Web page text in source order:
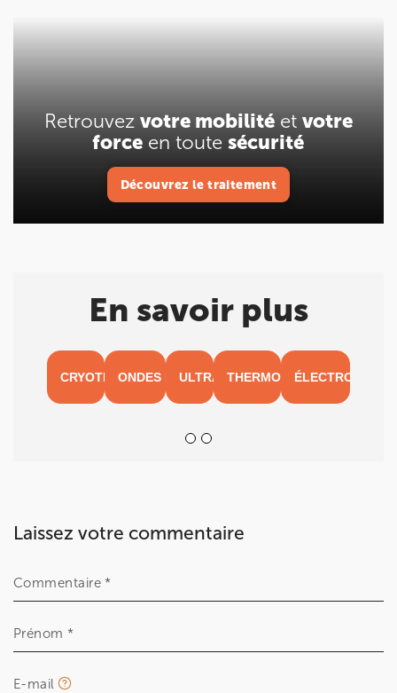
Retrouvez votre mobilitéet votre
force en toutesécurité
Découvrez le traitement
En savoir plus
CRYOTHÉRAPIEONDES DE CHOCULTRASONSTHERMOTHÉRAPIE
Laissez votre commentaire
Commentaire *
Prénom *
E-mail